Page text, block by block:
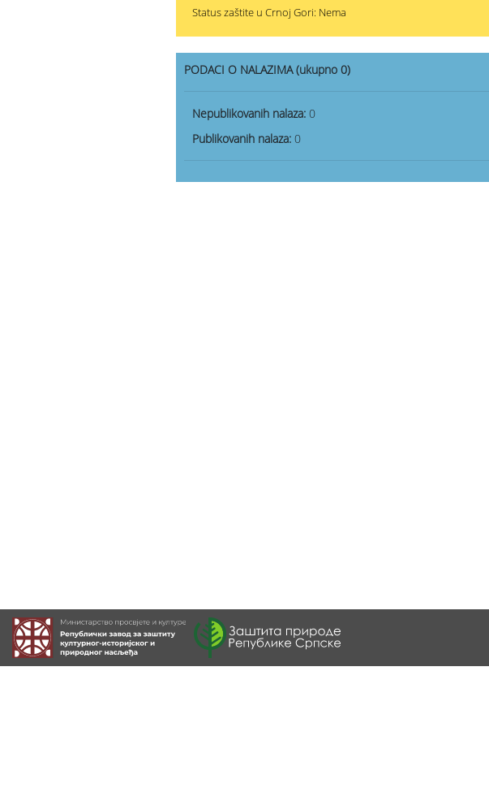
Status zaštite u Crnoj Gori: Nema
PODACI O NALAZIMA (ukupno 0)
Nepublikovanih nalaza: 0
Publikovanih nalaza: 0